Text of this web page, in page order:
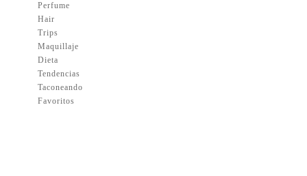
Perfume
Hair
Trips
Maquillaje
Dieta
Tendencias
Taconeando
Favoritos